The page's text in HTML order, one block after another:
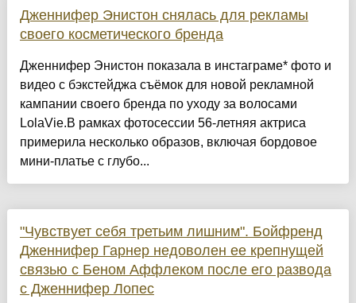
Дженнифер Энистон снялась для рекламы
своего косметического бренда
Дженнифер Энистон показала в инстаграме* фото и
видео с бэкстейджа съёмок для новой рекламной
кампании своего бренда по уходу за волосами
LolaVie.В рамках фотосессии 56-летняя актриса
примерила несколько образов, включая бордовое
мини-платье с глубо...
"Чувствует себя третьим лишним". Бойфренд
Дженнифер Гарнер недоволен ее крепнущей
связью с Беном Аффлеком после его развода
с Дженнифер Лопес